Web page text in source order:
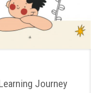
Journey